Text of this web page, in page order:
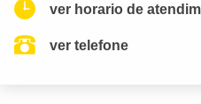
ver horario de
ver telefone